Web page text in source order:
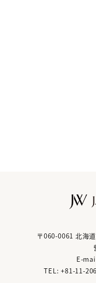
〒060-0061 北海
E-
TEL: +81-11-